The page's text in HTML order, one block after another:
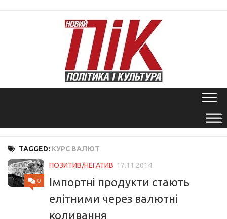
TAGGED: КУРС ВАЛЮТ
0
ПОЗИТИВ/НЕГАТИВ 17.11.2014
Імпортні продукти стають
елітними через валютні
коливання